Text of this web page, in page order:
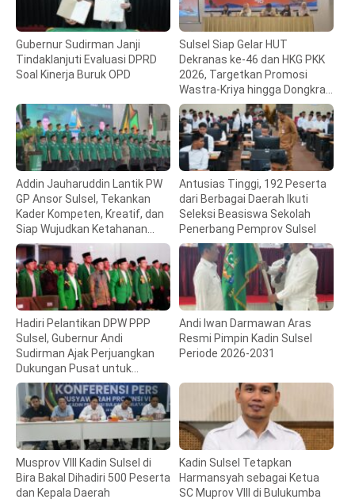
Gubernur Sudirman Janji
Tindaklanjuti Evaluasi DPRD
Soal Kinerja Buruk OPD
Sulsel Siap Gelar HUT
Dekranas ke-46 dan HKG PKK
2026, Targetkan Promosi
Wastra-Kriya hingga Dongkrak
Ekonomi Daerah
Addin Jauharuddin Lantik PW
GP Ansor Sulsel, Tekankan
Kader Kompeten, Kreatif, dan
Siap Wujudkan Ketahanan
Pangan
Antusias Tinggi, 192 Peserta
dari Berbagai Daerah Ikuti
Seleksi Beasiswa Sekolah
Penerbang Pemprov Sulsel
Hadiri Pelantikan DPW PPP
Sulsel, Gubernur Andi
Sudirman Ajak Perjuangkan
Dukungan Pusat untuk
Pembangunan Daerah
Andi Iwan Darmawan Aras
Resmi Pimpin Kadin Sulsel
Periode 2026-2031
Musprov VIII Kadin Sulsel di
Bira Bakal Dihadiri 500 Peserta
dan Kepala Daerah
Kadin Sulsel Tetapkan
Harmansyah sebagai Ketua
SC Muprov VIII di Bulukumba